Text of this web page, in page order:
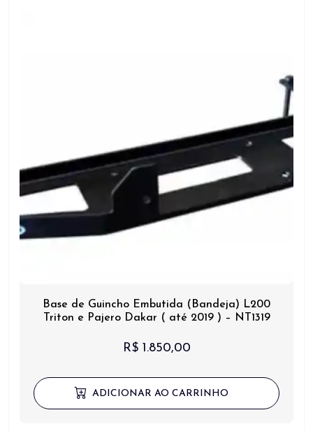
Base de Guincho Embutida (Bandeja) L200
Triton e Pajero Dakar ( até 2019 ) – NT1319
R$1.850,00
ADICIONAR AO CARRINHO